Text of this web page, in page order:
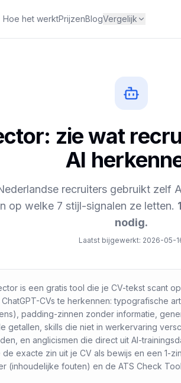
Hoe het werktPrijzenBlogVergelijk
zie wat
AI
recruiters gebruikt zelf
op welke 7 stijl-signalen ze letten.
nodig.
Laatst bijgewerkt: 2026-05-
is een gratis tool die je CV-tekst scant
CVs te herkennen: typografische
padding-zinnen zonder informatie,
getallen, skills die niet in werkervaring
en anglicismen die direct uit AI-
exacte zin uit je CV als bewijs en een 1-
(inhoudelijke fouten) en de ATS Check